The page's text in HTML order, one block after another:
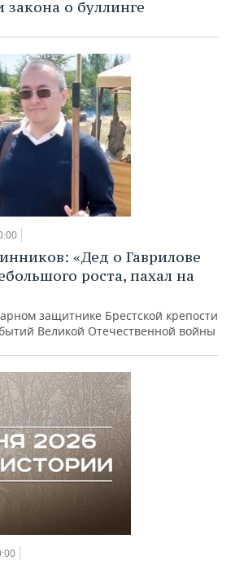
о буллинге
«Дед о Гаврилове
роста, пахал на
защитнике Брестской крепости
Великой Отечественной войны